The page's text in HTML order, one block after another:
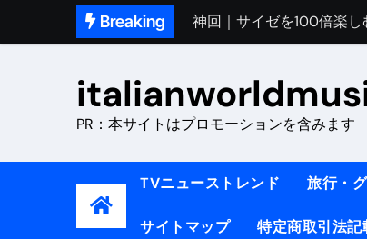
Breaking
初めてのイタリアで色気
イタリア人シェフに教わ
「イタリア旅行最高！い
イタリアNo. 1肉料理【
PR：本サイトはプロモーションを含みます
TVニューストレンド 旅行・
サイトマップ 特定商取引法記